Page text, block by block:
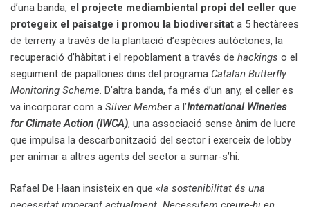
d’una banda, el projecte mediambiental propi del celler que
protegeix el paisatge i promou la biodiversitat a 5 hectàrees
de terreny a través de la plantació d’espècies autòctones, la
recuperació d’hàbitat i el repoblament a través de hackings o el
seguiment de papallones dins del programa Catalan Butterfly
Monitoring Scheme. D’altra banda, fa més d’un any, el celler es
va incorporar com a Silver Member a l’International Wineries
for Climate Action (IWCA), una associació sense ànim de lucre
que impulsa la descarbonització del sector i exerceix de lobby
per animar a altres agents del sector a sumar-s’hi.
Rafael De Haan insisteix en que «la sostenibilitat és una